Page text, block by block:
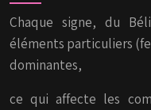
Chaque signe, du
éléments particuliers
dominantes,
ce qui affecte les